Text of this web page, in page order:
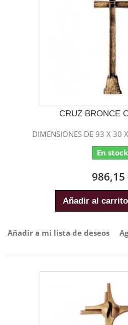
CRUZ BRONCE
DIMENSIONES DE 93 X 30
En stock
986,15
Añadir al carrito
Añadir a mi lista de deseos